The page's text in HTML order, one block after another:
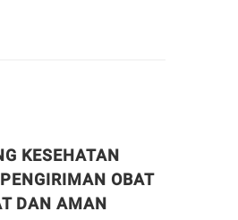
KESEHATAN
OBAT
DAN AMAN